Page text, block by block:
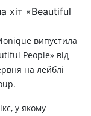
випустила
People» від
на лейблі
у якому